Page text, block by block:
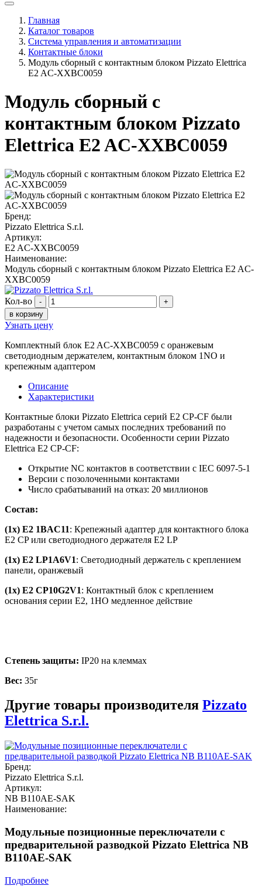
Главная
Каталог товаров
Система управления и автоматизации
Контактные блоки
Модуль сборный с контактным блоком Pizzato Elettrica
E2 AC-XXBC0059
Модуль сборный с
контактным блоком Pizzato
Elettrica E2 AC-XXBC0059
Бренд:
Pizzato Elettrica S.r.l.
Артикул:
E2 AC-XXBC0059
Наименование:
Модуль сборный с контактным блоком Pizzato Elettrica E2 AC-
XXBC0059
Кол-во -
+
в корзину
Узнать цену
Комплектный блок E2 AC-XXBC0059 с оранжевым
светодиодным держателем, контактным блоком 1NO и
крепежным адаптером
Описание
Характеристики
Контактные блоки Pizzato Elettrica серий E2 CP-CF были
разработаны с учетом самых последних требований по
надежности и безопасности. Особенности серии Pizzato
Elettrica E2 CP-CF:
Открытие NC контактов в соответствии с IEC 6097-5-1
Версии с позолоченными контактами
Число срабатываний на отказ: 20 миллионов
Состав:
(1x) E2 1BAC11: Крепежный адаптер для контактного блока
E2 CP или светодиодного держателя E2 LP
(1x) E2 LP1A6V1: Светодиодный держатель с креплением
панели, оранжевый
(1x) E2 CP10G2V1: Контактный блок с креплением
основания серии E2, 1НО медленное действие
Степень защиты: IP20 на клеммах
Вес: 35г
Другие товары производителя Pizzato
Elettrica S.r.l.
Бренд:
Pizzato Elettrica S.r.l.
Артикул:
NB B110AE-SAK
Наименование:
Модульные позиционные переключатели с
предварительной разводкой Pizzato Elettrica NB
B110AE-SAK
Подробнее